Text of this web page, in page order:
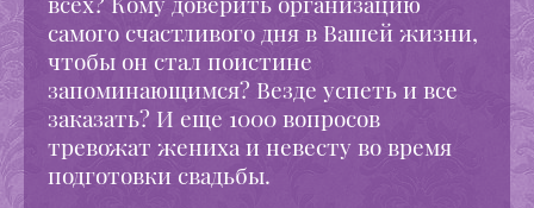
самого счастливого дня в Вашей жизни,
чтобы он стал поистине
запоминающимся? Везде успеть и все
заказать? И еще 1000 вопросов
тревожат жениха и невесту во время
подготовки свадьбы.